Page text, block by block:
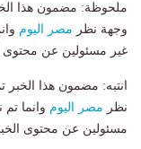
ملحوظة: مضمون هذا
وجهة نظر مصر اليوم
غير مسئولين عن محتوى
انتبه: مضمون هذا الخبر
نظر مصر اليوم وانما
مسئولين عن محتوى